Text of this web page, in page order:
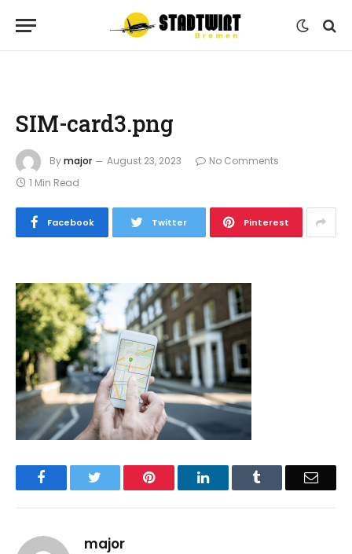
SIM-card3.png
Bymajor August 23, 2023
No Comments
1 Min Read
Facebook Twitter Pinterest
Facebook Pinterest LinkedIn Email
major